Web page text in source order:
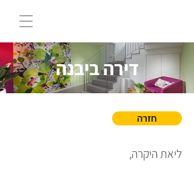
דירה ביבנה
חזרה
ליאת היקרה,